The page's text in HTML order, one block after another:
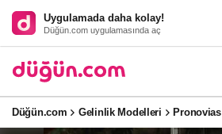
Uygulamada daha kolay!
Düğün.com uygulamasında aç
Düğün.com Gelinlik Modelleri Pronovias